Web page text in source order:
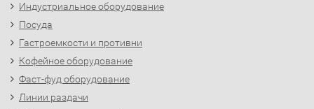
Индустриальное оборудование
Посуда
Гастроемкости и противни
Кофейное оборудование
Фаст-фуд оборудование
Линии раздачи